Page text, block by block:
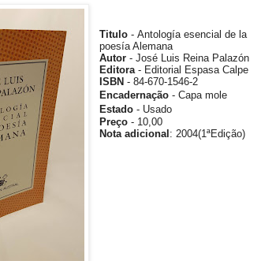
Titulo - Antología esencial de la
poesía Alemana
Autor - José Luis Reina Palazón
Editora- Editorial Espasa Calpe
ISBN - 84-670-1546-2
Encadernação - Capa mole
Estado - Usado
Preço - 10,00
Nota adicional :2004(1ªEdição)